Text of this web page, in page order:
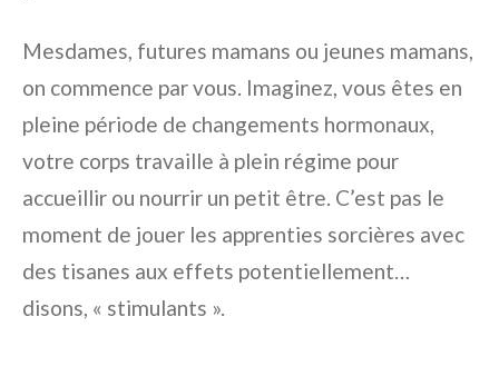
Mesdames, futures mamans ou jeunes mamans,
on commence par vous. Imaginez, vous êtes en
pleine période de changements hormonaux,
votre corps travaille à plein régime pour
accueillir ou nourrir un petit être. C’est pas le
moment de jouer les apprenties sorcières avec
des tisanes aux effets potentiellement…
disons, « stimulants ».